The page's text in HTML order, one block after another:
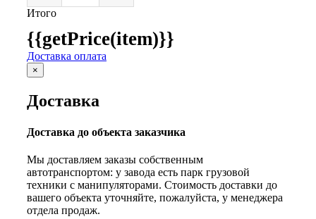
Итого
{{getPrice(item)}}
Доставка оплата
×
Доставка
Доставка до объекта заказчика
Мы доставляем заказы собственным
автотранспортом: у завода есть парк грузовой
техники с манипуляторами. Стоимость доставки до
вашего объекта уточняйте, пожалуйста, у менеджера
отдела продаж.